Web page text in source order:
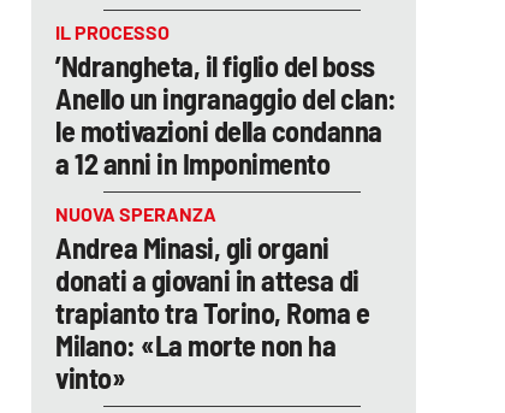
IL PROCESSO
’Ndrangheta, il figlio del boss
Anello un ingranaggio del clan:
le motivazioni della condanna
a 12 anni in Imponimento
NUOVA SPERANZA
Andrea Minasi, gli organi
donati a giovani in attesa di
trapianto tra Torino, Roma e
Milano: «La morte non ha
vinto»